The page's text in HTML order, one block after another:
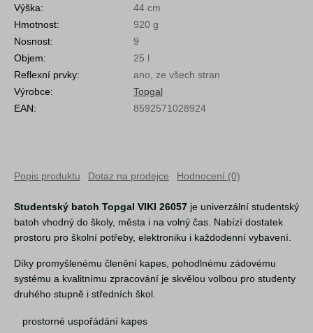
Výška:
44 cm
Hmotnost:
920 g
Nosnost:
9
Objem:
25 l
Reflexní prvky:
ano, ze všech stran
Výrobce:
Topgal
EAN:
8592571028924
Popis produktu Dotaz na prodejce Hodnocení (0)
Studentský batoh Topgal VIKI 26057 je univerzální studentský
batoh vhodný do školy, města i na volný čas. Nabízí dostatek
prostoru pro školní potřeby, elektroniku i každodenní vybavení.
Díky promyšlenému členění kapes, pohodlnému zádovému
systému a kvalitnímu zpracování je skvělou volbou pro studenty
druhého stupně i středních škol.
prostorné uspořádání kapes